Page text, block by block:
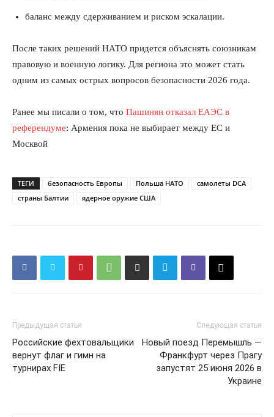
баланс между сдерживанием и риском эскалации.
После таких решений НАТО придется объяснять союзникам
правовую и военную логику. Для региона это может стать
одним из самых острых вопросов безопасности 2026 года.
Ранее мы писали о том, что Пашинян отказал ЕАЭС в
референдуме: Армения пока не выбирает между ЕС и
Москвой
ТЕГИ безопасность Европы Польша НАТО
самолеты DCA
страны Балтии
ядерное оружие США
Предыдущая статья
Российские фехтовальщики
вернут флаг и гимн на
турнирах FIE
Следующая статья
Новый поезд Перемышль —
Франкфурт через Прагу
запустят 25 июня 2026 в
Украине